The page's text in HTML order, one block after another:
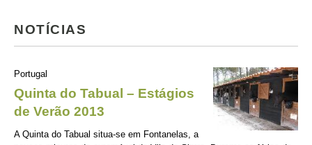
NOTÍCIAS
Portugal
Quinta do Tabual – Estágios
de Verão 2013
A Quinta do Tabual situa-se em Fontanelas, a